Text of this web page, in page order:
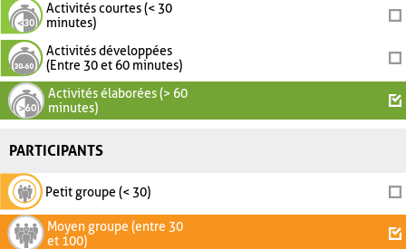
Activités courtes (< 30
minutes)
Activités développées
(Entre 30 et 60 minutes)
Activités élaborées (> 60
minutes)
PARTICIPANTS
Petit groupe (< 30)
Moyen groupe (entre 30
et 100)